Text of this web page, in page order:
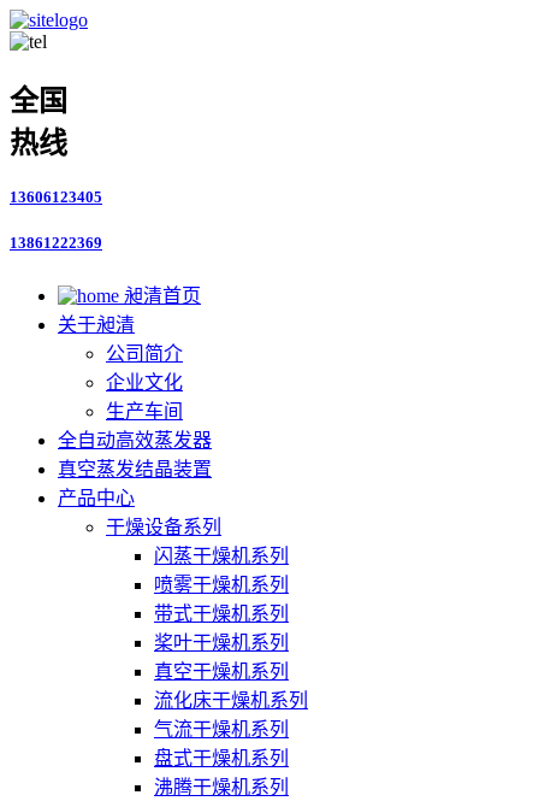
全国
热线
13606123405
13861222369
昶清首页
关于昶清
公司简介
企业文化
生产车间
全自动高效蒸发器
真空蒸发结晶装置
产品中心
干燥设备系列
闪蒸干燥机系列
喷雾干燥机系列
带式干燥机系列
桨叶干燥机系列
真空干燥机系列
流化床干燥机系列
气流干燥机系列
盘式干燥机系列
沸腾干燥机系列